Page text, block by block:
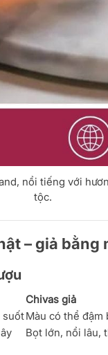
nổi tiếng với
tộc.
– giả bằng
Chivas giả
suốtMàu có thể đậm
Bọt lớn, nổi lâu,